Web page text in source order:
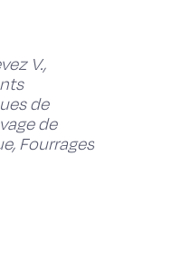
V.,
de
de
Fourrages